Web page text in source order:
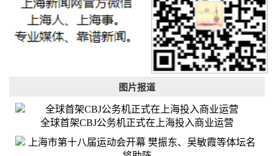
图片报道
全球首架CBJ公务机正式在上海投入商业运营